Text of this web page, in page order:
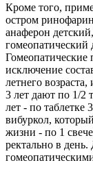
Кроме того,
остром
анаферон
Гомеопатические
исключение
летнего
3 лет дают по 1/2
лет - по таблетке
вибуркол,
жизни - по 1
ректально в день.